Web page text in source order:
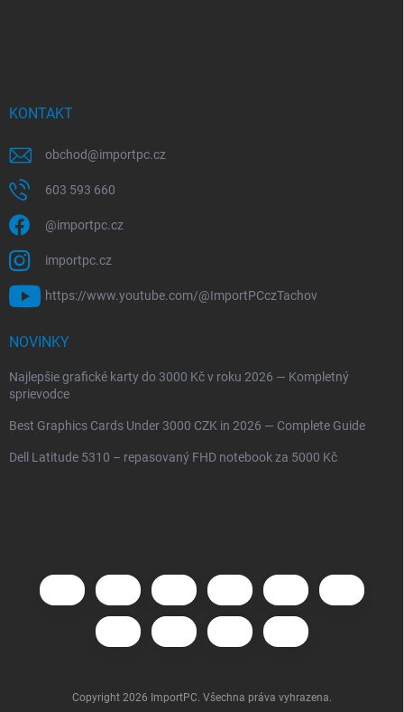
KONTAKT
obchod@importpc.cz
603 593 660
@importpc.cz
importpc.cz
https://www.youtube.com/@ImportPCczTachov
NOVINKY
Najlepšie grafické karty do 3000 Kč v roku 2026 — Kompletný
sprievodce
Best Graphics Cards Under 3000 CZK in 2026 — Complete Guide
Dell Latitude 5310 – repasovaný FHD notebook za 5000 Kč
Copyright 2026 ImportPC. Všechna práva vyhrazena.